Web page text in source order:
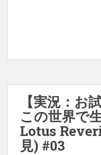
【実況：お
この世界で
Lotus
見) #03